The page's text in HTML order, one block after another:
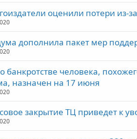
оценили потери из-
дополнила пакет мер
банкротстве человека,
назначен на 17 июня
закрытие ТЦ приведет к